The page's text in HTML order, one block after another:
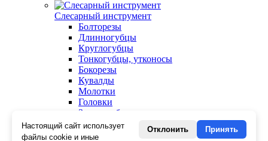
Слесарный инструмент
Болторезы
Длинногубцы
Круглогубцы
Тонкогубцы, утконосы
Бокорезы
Кувалды
Молотки
Головки
Зенкера, бородки, кернеры
Керны
Патроны, переходники
Настоящий сайт использует
файлы cookie и иные
Отклонить Принять